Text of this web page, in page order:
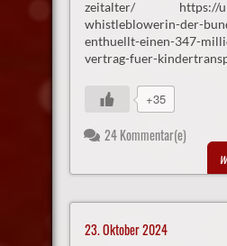
zeitalter/ https://
whistleblowerin-der-
enthuellt-einen-347-
vertrag-fuer-
+35
24 Kommentar(e)
23. Oktober 2024